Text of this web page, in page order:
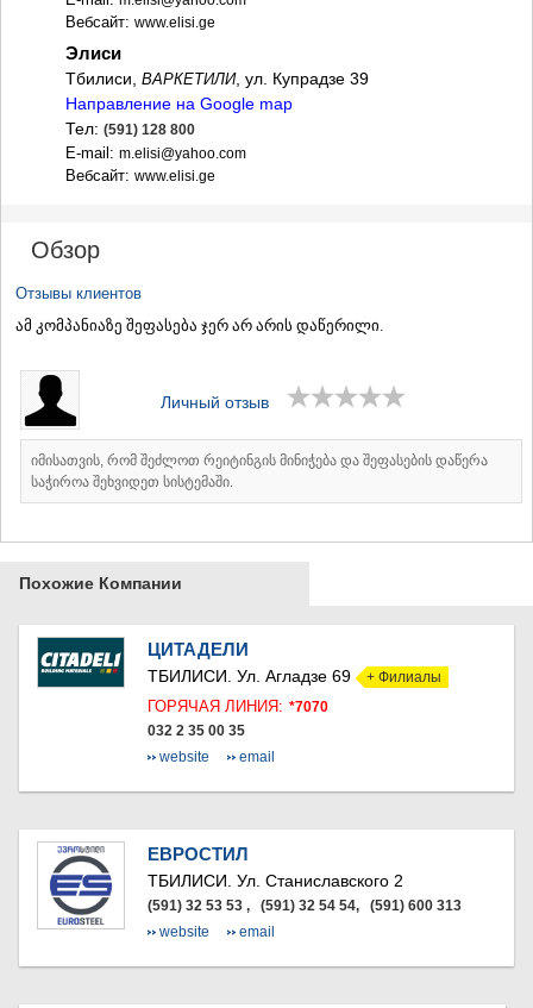
АСПИНДЗА
АХАЛКАЛАКИ
АХАЛЦИХЕ
НИНОЦМИНДА
АБАСТУМАНИ
БОЛНИСИ
ГАРДАБАНИ
ДМАНИСИ
МАРНЕУЛИ
ЦАЛКА
ШИДА КАРТЛИ
ГОРИ
КАСПИ
КАРЕЛИ
ХАШУРИ
Вебсайт: www.elisi.ge
Элиси
Тбилиси, ВАРКЕТИЛИ, ул. Купрадзе 39
Направление на Google map
Тел: (591) 128 800
E-mail: m.elisi@yahoo.com
Вебсайт: www.elisi.ge
Обзор
Отзывы клиентов
ამ კომპანიაზე შეფასება ჯერ არ არის დაწერილი.
Личный отзыв
იმისათვის, რომ შეძლოთ რეიტინგის მინიჭება და შეფასების დაწერა
საჭიროა შეხვიდეთ სისტემაში.
Похожие Компании
ЦИТАДЕЛИ
ТБИЛИСИ. Ул. Агладзе 69 + Филиалы
ГОРЯЧАЯ ЛИНИЯ: *7070
032 2 35 00 35
website
email
ЕВРОСТИЛ
ТБИЛИСИ. Ул. Станиславского 2
(591) 32 53 53 , (591) 32 54 54, (591) 600 313
website
email